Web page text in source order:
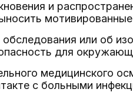
и
мотивированные
обследования или об
для
медицинского
с больными